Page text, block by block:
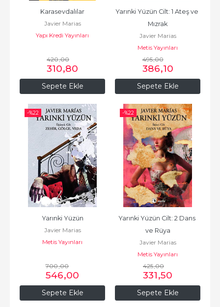
Sepete Ekle
Karasevdalılar
Javier Marias
Yapı Kredi Yayınları
420,00
310,80
Sepete Ekle
Yarınki Yüzün Cilt: 1 Ateş ve
Mızrak
Javier Marias
Metis Yayınları
495,00
386,10
-%22
Sepete Ekle
Yarınki Yüzün
Javier Marias
Metis Yayınları
700,00
546,00
-%22
Sepete Ekle
Yarınki Yüzün Cilt: 2 Dans
ve Rüya
Javier Marias
Metis Yayınları
425,00
331,50